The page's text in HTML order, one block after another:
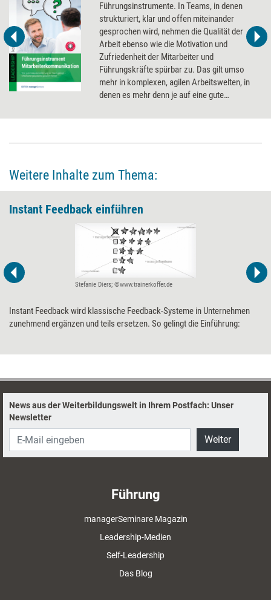
Führungsinstrumente. In Teams, in denen
strukturiert, klar und offen miteinander
gesprochen wird, nehmen die Qualität der
Arbeit ebenso wie die Motivation und
Zufriedenheit der Mitarbeiter und
Führungskräfte spürbar zu. Das gilt umso
mehr in komplexen, agilen Arbeitswelten, in
denen es mehr denn je auf eine gute
Mitarbeiterkommunikation ist
Spannungsfeld von schnellen Märkten und
persönlichen Interessen und Erwartungen
Als Führungskraft werden Sie mit diesem
Buch noch stärker für die Wichtigkeit
professioneller Mitarbeitergespräche
sensibilisiert und erhalten das passende
Handwerkszeug für erfolgreiche
Mitarbeitergespräche. Dazu finden Sie
kompaktes Grundlagenwissen sowie 25
häufigsten Gesprächsanlässe in
Organisationen – von Auswahl bis
Weitere Inhalte zum Thema:
Instant Feedback ­einführen
Stefanie Diers; ©www.trainerkoffer.de
Instant Feedback wird klassische Feedback-Systeme in Unternehmen
zunehmend ergänzen und teils ersetzen. So gelingt die Einführung:
News aus der Weiterbildungswelt in Ihrem Postfach: Unser
Newsletter
Weiter
Führung
managerSeminare Magazin
Leadership-Medien
Self-Leadership
Das Blog